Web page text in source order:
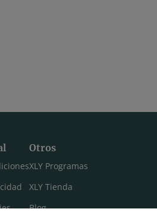
Otros
XLY Programas
XLY Tienda
Blog